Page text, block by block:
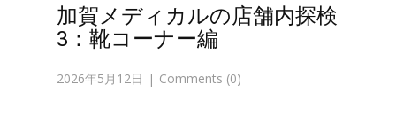
加賀メディカルの店舗内探検
3：靴コーナー編
2026年5月12日 Comments (0)